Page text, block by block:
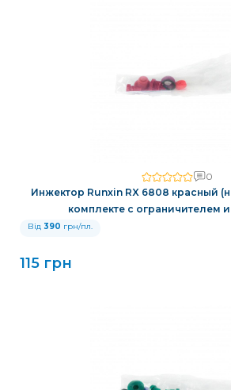
0
Инжектор Runxin RX 6808 красный
комплекте с ограничителем
Від 390 грн/пл.
115 грн